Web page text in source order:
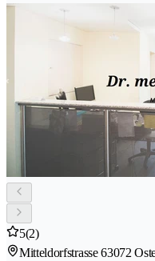
5(2)
Mitteldorfstrasse 63072